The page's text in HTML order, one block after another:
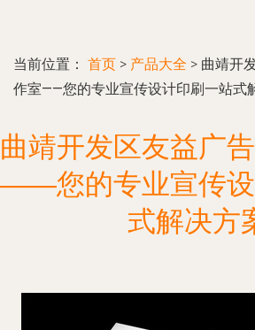
当前位置： 首页 > 产品大全 > 曲靖开
作室——您的专业宣传设计印刷一站式
曲靖开发区友益广
——您的专业宣传设
式解决方